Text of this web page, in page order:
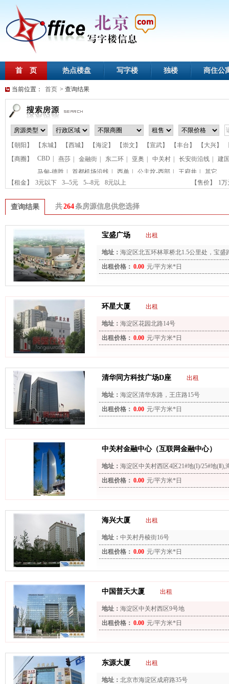
首 页 热点楼盘 写字楼 独楼 商住公
当前位置： 首页 > 查询结果
【朝阳】 【东城】 【西城】 【海淀】 【崇文】 【宣武】 【丰台】 【大兴】
【商圈】
CBD 燕莎 金融街 东二环 亚奥 中关村 长安街沿线
建
马甸-德胜 | 首都机场沿线 | 西单 | 公主坟-西部 | 王府井 |
其它
【租金】
3元以下 3--5元 5--8元 8元以上 【售价】 1
查询结果 共264条房源信息供您选择
宝盛广场 出租
地址： 海淀区北五环林萃桥北1.5公里处，宝盛
出租价格： 0.00 元/平方米*日
环星大厦 出租
地址： 海淀区花园北路14号
出租价格： 0.00 元/平方米*日
清华同方科技广场D座 出租
地址： 海淀区清华东路，王庄路15号
出租价格： 0.00 元/平方米*日
中关村金融中心（互联网金融中心）
地址： 海淀区中关村西区4区21#地(I)/25#地(Ⅱ),
出租价格： 0.00 元/平方米*日
海兴大厦 出租
地址： 中关村丹棱街16号
出租价格： 0.00 元/平方米*日
中国普天大厦 出租
地址： 海淀区中关村西区9号地
出租价格： 0.00 元/平方米*日
东源大厦 出租
地址： 北京市海淀区成府路35号